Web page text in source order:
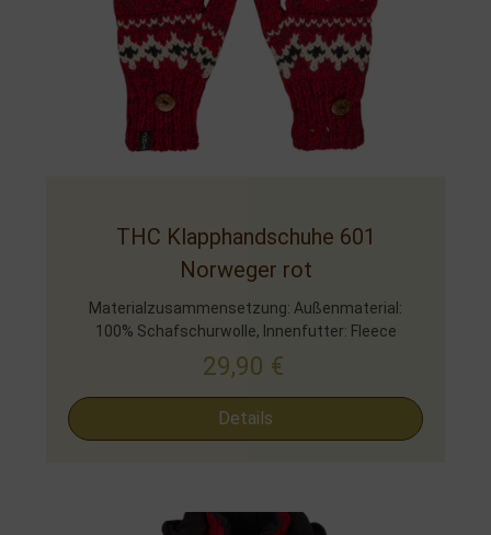
THC Klapphandschuhe 601
Norweger rot
Materialzusammensetzung: Außenmaterial:
100% Schafschurwolle, Innenfutter: Fleece
29,90 €
Details